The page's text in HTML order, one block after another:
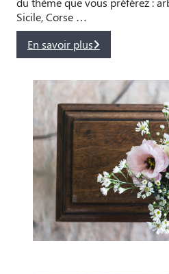
Sicile, Corse …
En savoir plus